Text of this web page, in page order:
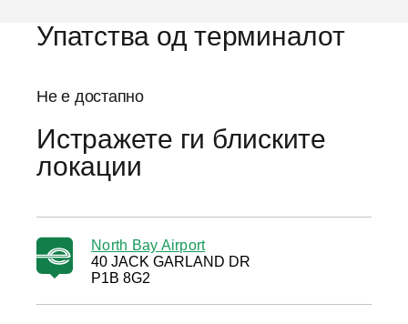
Упатства од терминалот
Не е достапно
Истражете ги блиските
локации
North Bay Airport
40 JACK GARLAND DR
P1B 8G2